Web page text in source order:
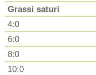
Grassi saturi
4:0
6:0
8:0
10:0